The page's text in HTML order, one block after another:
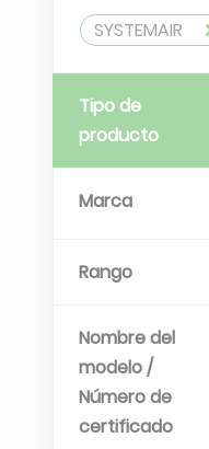
SYSTEMAIR
Tipo de
producto
Marca
Rango
Nombre del
modelo /
Número de
certificado